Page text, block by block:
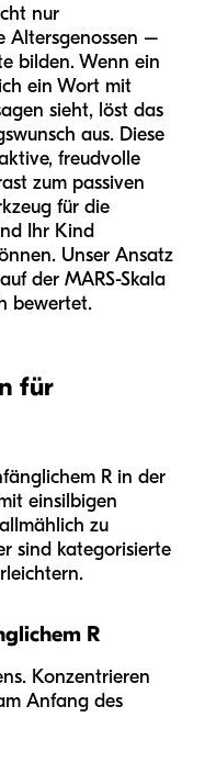
nur
Altersgenossen –
bilden. Wenn ein
ein Wort mit
sieht, löst das
aus. Diese
freudvolle
zum passiven
für die
Ihr Kind
Unser Ansatz
der MARS-Skala
bewertet.
für
R in der
einsilbigen
zu
sind kategorisierte
R
Konzentrieren
Anfang des